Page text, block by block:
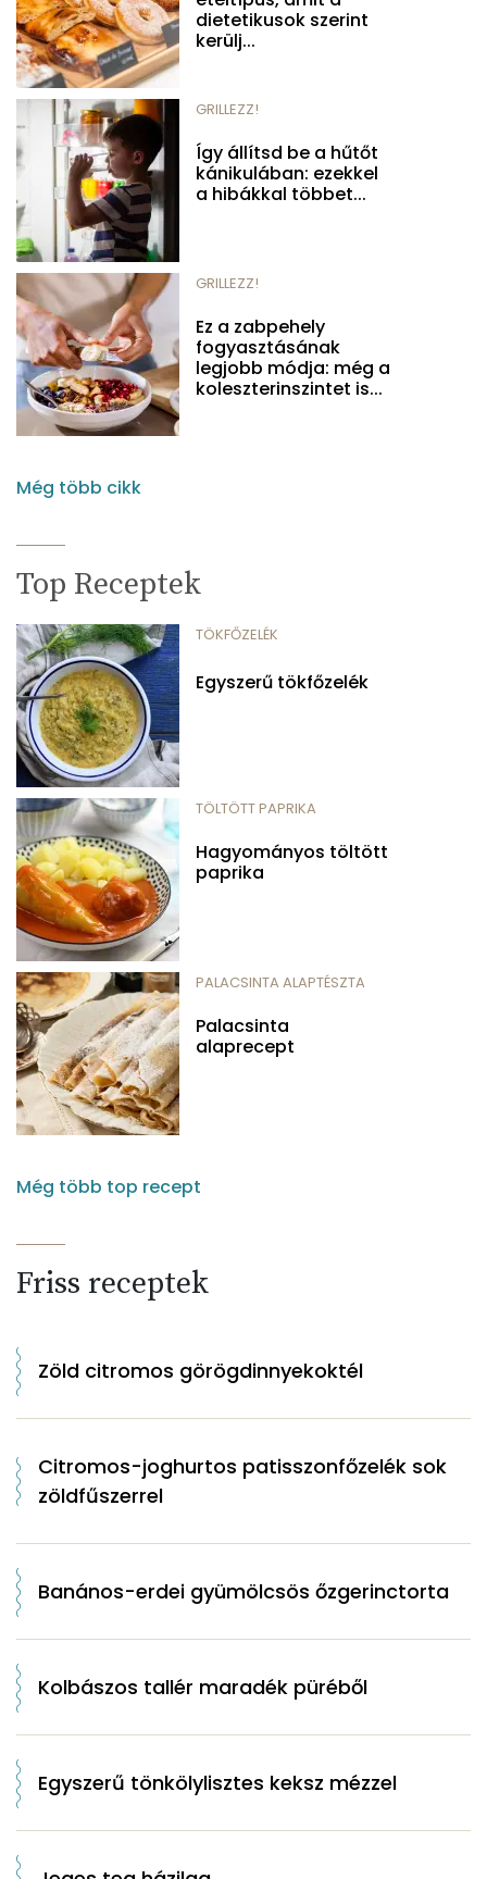
dietetikusok szerint
kerülj...
GRILLEZZ!
Így állítsd be a hűtőt
kánikulában: ezekkel
a hibákkal többet...
GRILLEZZ!
Ez a zabpehely
fogyasztásának
legjobb módja: még a
koleszterinszintet is...
Még több cikk
Top Receptek
TÖKFŐZELÉK
Egyszerű tökfőzelék
TÖLTÖTT PAPRIKA
Hagyományos töltött
paprika
PALACSINTA ALAPTÉSZTA
Palacsinta
alaprecept
Még több top recept
Friss receptek
Zöld citromos görögdinnyekoktél
Citromos-joghurtos patisszonfőzelék sok
zöldfűszerrel
Banános-erdei gyümölcsös őzgerinctorta
Kolbászos tallér maradék püréből
Egyszerű tönkölylisztes keksz mézzel